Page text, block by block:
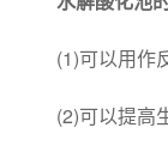
(1)可以用作反
(2)可以提高生